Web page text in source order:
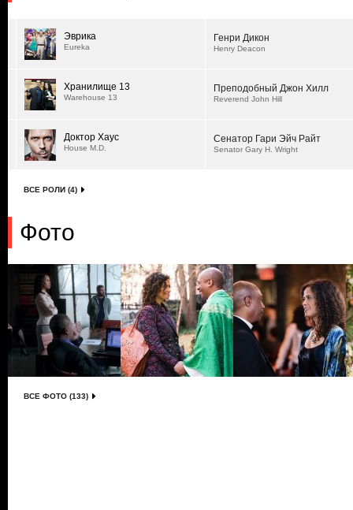
Эврика
Eureka
Генри Дикон
Henry Deacon
Хранилище 13
Warehouse 13
Преподобный Джон Хилл
Reverend John Hill
Доктор Хаус
House M.D.
Сенатор Гари Эйч Райт
Senator Gary H. Wright
ВСЕ РОЛИ (4)
Фото
ВСЕ ФОТО (133)